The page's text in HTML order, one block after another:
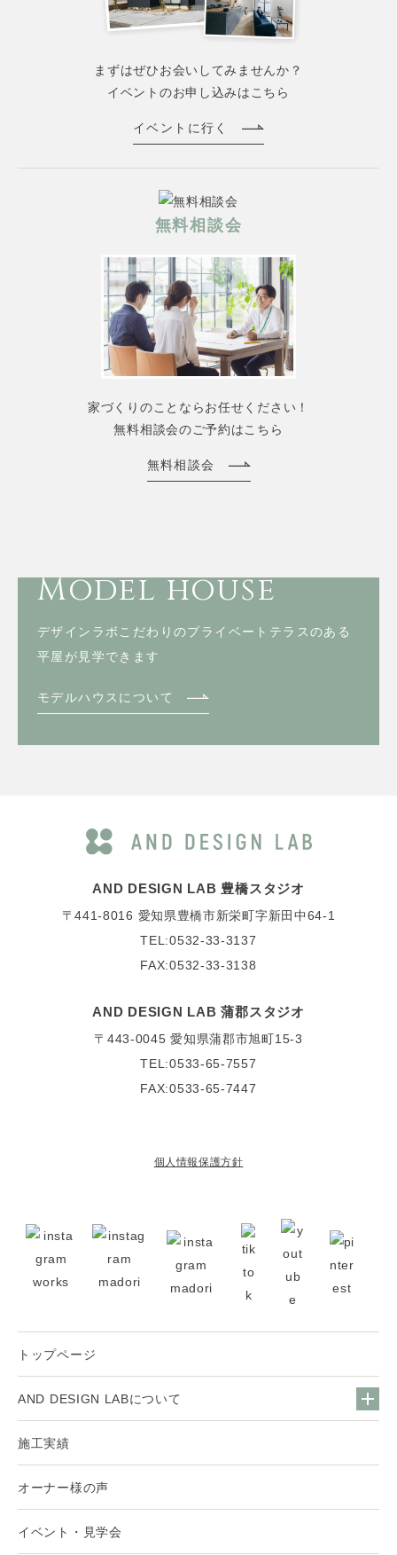
まずはぜひお会いしてみませんか？
イベントのお申し込みはこちら
イベントに行く
無料相談会
家づくりのことならお任せください！
無料相談会のご予約はこちら
無料相談会
Model house
デザインラボこだわりのプライベートテラスのある
平屋が見学できます
モデルハウスについて
AND DESIGN LAB 豊橋スタジオ
〒441-8016 愛知県豊橋市新栄町字新田中64-1
TEL:0532-33-3137
FAX:0532-33-3138
AND DESIGN LAB 蒲郡スタジオ
〒443-0045 愛知県蒲郡市旭町15-3
TEL:0533-65-7557
FAX:0533-65-7447
個人情報保護方針
トップページ
AND DESIGN LABについて
施工実績
オーナー様の声
イベント・見学会